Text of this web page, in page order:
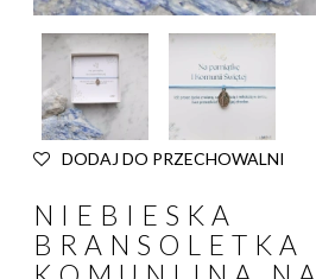
DODAJ DO PRZECHOWALNI
NIEBIESKA
BRANSOLETKA